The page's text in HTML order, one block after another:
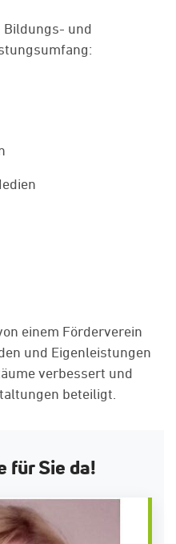
Bildungs- und
einem Förderverein
und Eigenleistungen
verbessert und
beteiligt.
für Sie da!